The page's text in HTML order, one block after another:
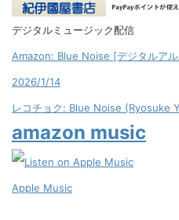
デジタルミュージック配信
Amazon: Blue Noise [デジタルア
2026/1/14
レコチョク: Blue Noise (Ryosuke
amazon music
Apple Music